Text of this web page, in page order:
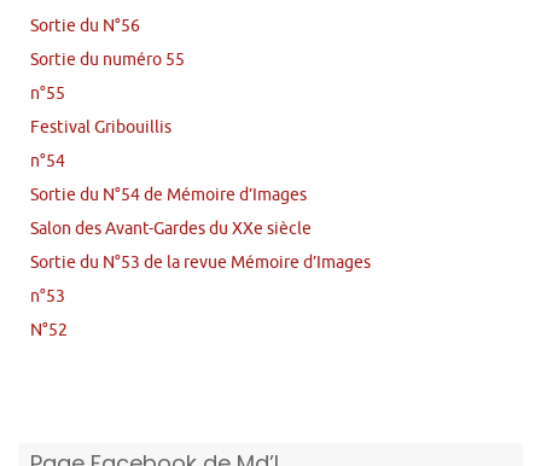
Sortie du N°56
Sortie du numéro 55
n°55
Festival Gribouillis
n°54
Sortie du N°54 de Mémoire d’Images
Salon des Avant-Gardes du XXe siècle
Sortie du N°53 de la revue Mémoire d’Images
n°53
N°52